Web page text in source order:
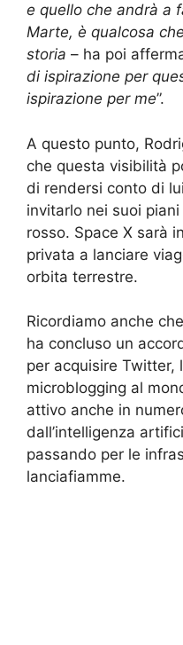
e quello che andrà a
Marte, è qualcosa
storia – ha poi
di ispirazione per
ispirazione per me”.
A questo punto,
che questa visibilità
di rendersi conto di
invitarlo nei suoi
rosso. Space X sarà
privata a lanciare
orbita terrestre.
Ricordiamo anche
ha concluso un
per acquisire
microblogging al
attivo anche in
dall’intelligenza
passando per le
lanciafiamme.